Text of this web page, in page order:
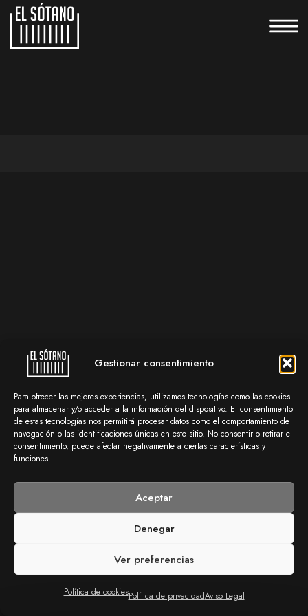
Gestionar consentimiento
Para ofrecer las mejores experiencias, utilizamos tecnologías como las cookies
para almacenar y/o acceder a la información del dispositivo. El consentimiento
de estas tecnologías nos permitirá procesar datos como el comportamiento de
navegación o las identificaciones únicas en este sitio. No consentir o retirar el
consentimiento, puede afectar negativamente a ciertas características y
funciones.
Aceptar
Denegar
Ver preferencias
Política de cookiesPolítica de privacidadAviso Legal